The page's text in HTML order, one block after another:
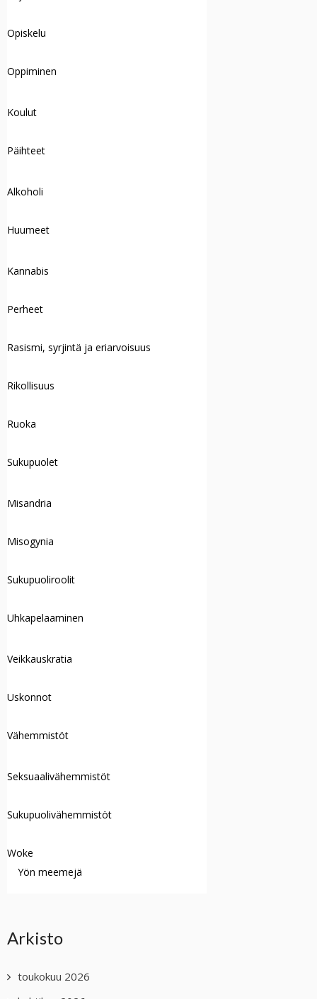
Opiskelu
Oppiminen
Koulut
Päihteet
Alkoholi
Huumeet
Kannabis
Perheet
Rasismi, syrjintä ja eriarvoisuus
Rikollisuus
Ruoka
Sukupuolet
Misandria
Misogynia
Sukupuoliroolit
Uhkapelaaminen
Veikkauskratia
Uskonnot
Vähemmistöt
Seksuaalivähemmistöt
Sukupuolivähemmistöt
Woke
Yön meemejä
Arkisto
toukokuu 2026